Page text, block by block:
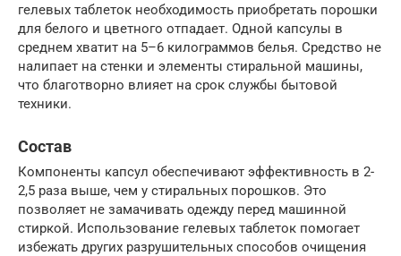
гелевых таблеток необходимость приобретать порошки
для белого и цветного отпадает. Одной капсулы в
среднем хватит на 5–6 килограммов белья. Средство не
налипает на стенки и элементы стиральной машины,
что благотворно влияет на срок службы бытовой
техники.
Состав
Компоненты капсул обеспечивают эффективность в 2-
2,5 раза выше, чем у стиральных порошков. Это
позволяет не замачивать одежду перед машинной
стиркой. Использование гелевых таблеток помогает
избежать других разрушительных способов очищения